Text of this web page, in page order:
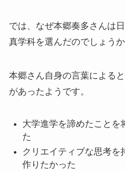
では、なぜ本郷奏多さんは
真学科を選んだのでしょうか
本郷さん自身の言葉による
があったようです。
大学進学を諦めたことを
た
クリエイティブな思考を
作りたかった